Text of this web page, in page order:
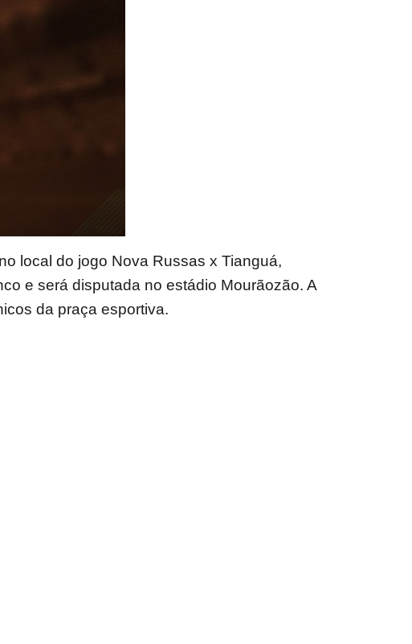
local do jogo Nova Russas x Tianguá,
e será disputada no estádio Mourãozão. A
da praça esportiva.